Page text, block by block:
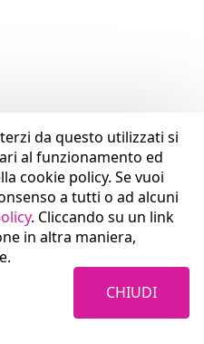
da questo utilizzati si
al funzionamento ed
cookie policy. Se vuoi
a tutti o ad alcuni
. Cliccando su un link
in altra maniera,
CHIUDI